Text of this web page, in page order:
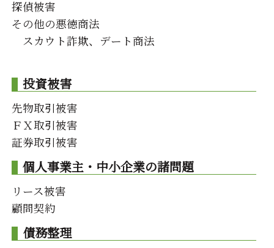
探偵被害
その他の悪徳商法
スカウト詐欺、デート商法
投資被害
先物取引被害
ＦＸ取引被害
証券取引被害
個人事業主・中小企業の諸問題
リース被害
顧問契約
債務整理